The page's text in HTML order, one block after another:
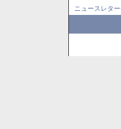
ニュースレタ